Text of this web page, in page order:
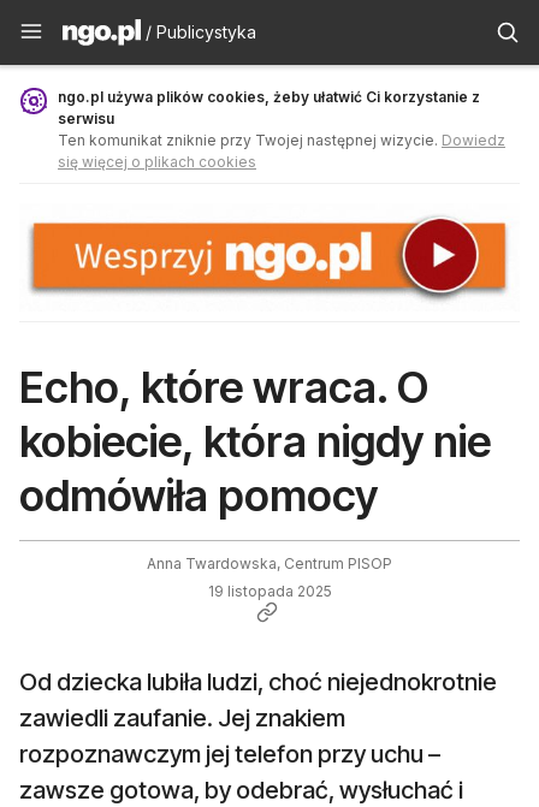
Publicystyka - ngo.pl
/ Publicystyka
ngo.pl używa plików cookies, żeby ułatwić Ci korzystanie z
serwisu
Ten komunikat zniknie przy Twojej następnej wizycie. Dowiedz
się więcej o plikach cookies
Echo, które wraca. O
kobiecie, która nigdy nie
odmówiła pomocy
Anna Twardowska, Centrum PISOP
19 listopada 2025
Od dziecka lubiła ludzi, choć niejednokrotnie
zawiedli zaufanie. Jej znakiem
rozpoznawczym jej telefon przy uchu –
zawsze gotowa, by odebrać, wysłuchać i